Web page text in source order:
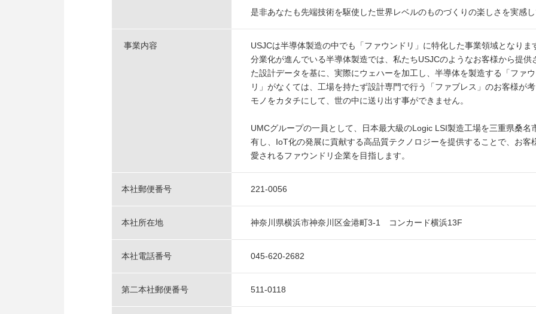
是非あなたも先端技術を駆使した世界レベルのものづくりの楽しさを実感
事業内容
USJCは半導体製造の中でも「ファウンドリ」に特化した事業領域となりま
分業化が進んでいる半導体製造では、私たちUSJCのようなお客様から提供
た設計データを基に、実際にウェハーを加工し、半導体を製造する「ファ
リ」がなくては、工場を持たず設計専門で行う「ファブレス」のお客様が
モノをカタチにして、世の中に送り出す事ができません。
UMCグループの一員として、日本最大級のLogic LSI製造工場を三重県桑名
有し、IoT化の発展に貢献する高品質テクノロジーを提供することで、お客
愛されるファウンドリ企業を目指します。
本社郵便番号 221-0056
本社所在地 神奈川県横浜市神奈川区金港町3-1 コンカード横浜13F
本社電話番号 045-620-2682
第二本社郵便番号 511-0118